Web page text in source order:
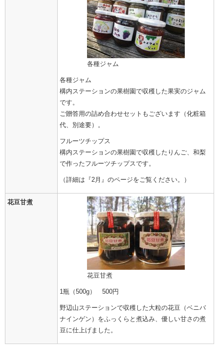
各種ジャム
各種ジャム
構内ステーションの果樹園で収穫した果実のジャム
です。
ご贈答用の詰め合わせセットもございます（化粧箱
代、別途要）。
フルーツチップス
構内ステーションの果樹園で収穫したりんご、和梨
で作ったフルーツチップスです。
（詳細は『2月』のページをご覧ください。）
花豆甘煮
花豆甘煮
1瓶（500g） 500円
野辺山ステーションで収穫した大粒の花豆（ベニバ
ナインゲン）をふっくらと煮込み、優しい甘さの煮
豆に仕上げました。